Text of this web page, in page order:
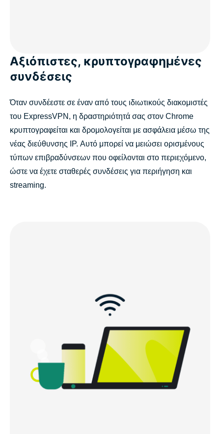
Αξιόπιστες, κρυπτογραφημένες
συνδέσεις
Όταν συνδέεστε σε έναν από τους ιδιωτικούς διακομιστές
του ExpressVPN, η δραστηριότητά σας στον Chrome
κρυπτογραφείται και δρομολογείται με ασφάλεια μέσω της
νέας διεύθυνσης IP. Αυτό μπορεί να μειώσει ορισμένους
τύπων επιβραδύνσεων που οφείλονται στο περιεχόμενο,
ώστε να έχετε σταθερές συνδέσεις για περιήγηση και
streaming.